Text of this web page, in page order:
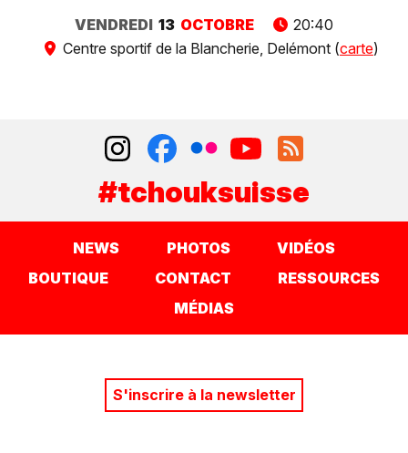
VENDREDI 13 OCTOBRE
20:40
Centre sportif de la Blancherie, Delémont (carte)
#tchouksuisse
NEWS PHOTOS
VIDÉOS
BOUTIQUE
CONTACT
RESSOURCES
MÉDIAS
S'inscrire à la newsletter